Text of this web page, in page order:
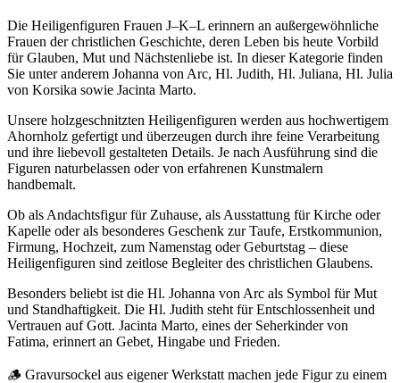
Die Heiligenfiguren Frauen J–K–L erinnern an außergewöhnliche
Frauen der christlichen Geschichte, deren Leben bis heute Vorbild
für Glauben, Mut und Nächstenliebe ist. In dieser Kategorie finden
Sie unter anderem Johanna von Arc, Hl. Judith, Hl. Juliana, Hl. Julia
von Korsika sowie Jacinta Marto.
Unsere holzgeschnitzten Heiligenfiguren werden aus hochwertigem
Ahornholz gefertigt und überzeugen durch ihre feine Verarbeitung
und ihre liebevoll gestalteten Details. Je nach Ausführung sind die
Figuren naturbelassen oder von erfahrenen Kunstmalern
handbemalt.
Ob als Andachtsfigur für Zuhause, als Ausstattung für Kirche oder
Kapelle oder als besonderes Geschenk zur Taufe, Erstkommunion,
Firmung, Hochzeit, zum Namenstag oder Geburtstag – diese
Heiligenfiguren sind zeitlose Begleiter des christlichen Glaubens.
Besonders beliebt ist die Hl. Johanna von Arc als Symbol für Mut
und Standhaftigkeit. Die Hl. Judith steht für Entschlossenheit und
Vertrauen auf Gott. Jacinta Marto, eines der Seherkinder von
Fatima, erinnert an Gebet, Hingabe und Frieden.
🪵 Gravursockel aus eigener Werkstatt machen jede Figur zu einem